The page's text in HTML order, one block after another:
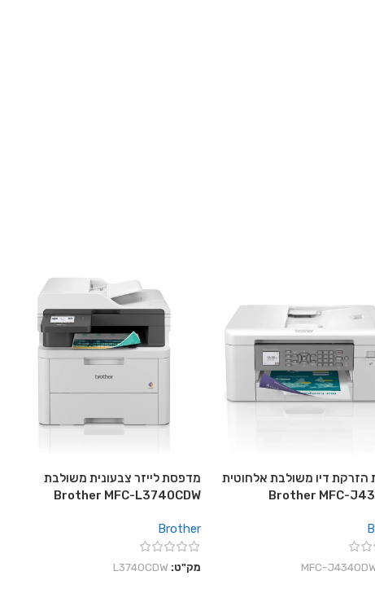
דיו משולבת אלחוטית
Brother MFC-
‎MFC-
מדפסת לייזר צבעונית משולבת
Brother MFC-L3740CDW
Brother
מק"ט: L3740CDW